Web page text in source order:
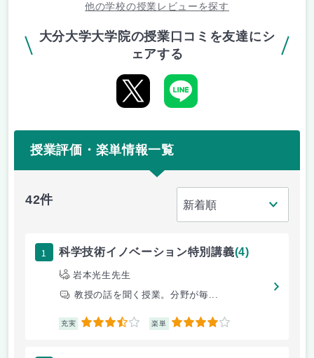
他の学校の授業レビューを探す
大分大学大学院の授業口コミを友達にシ
ェアする
授業評価・楽単情報一覧
42件
1 科学技術イノベーション特別講義(4)
岩本光生先生
教授の話を聞く授業。分野が毎...
充実 3.5 楽単 4